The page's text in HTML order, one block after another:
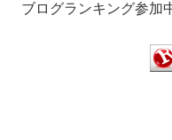
ブログランキング参加